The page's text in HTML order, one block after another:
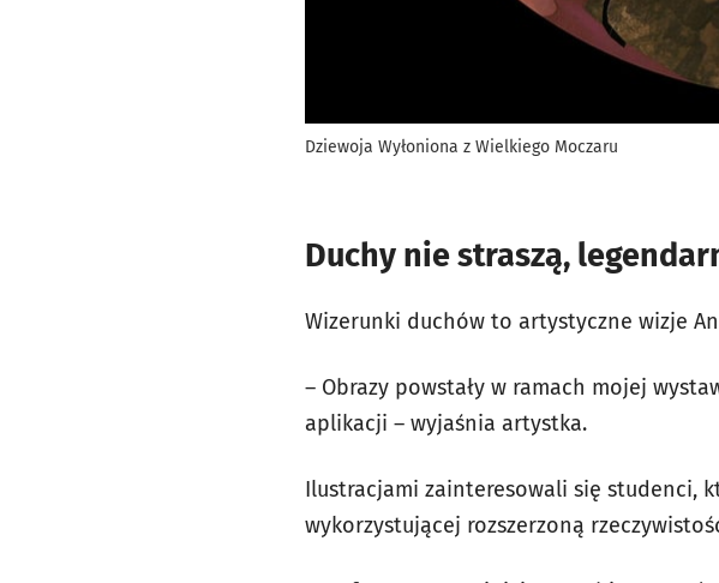
Dziewoja Wyłoniona z Wielkiego Moczaru
Duchy nie straszą,
Wizerunki duchów to artystyczne wizje
– Obrazy powstały w ramach mojej
aplikacji – wyjaśnia artystka.
Ilustracjami zainteresowali się studenci,
wykorzystującej rozszerzoną